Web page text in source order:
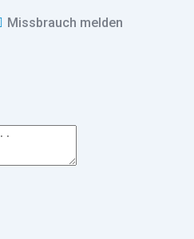
Missbrauch melden